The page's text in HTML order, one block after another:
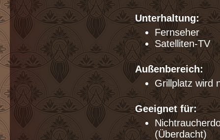
Unterhaltung:
Fernseher
Satelliten-TV
Außenbereich:
Grillplatz wird
Geeignet für:
(Überdacht)